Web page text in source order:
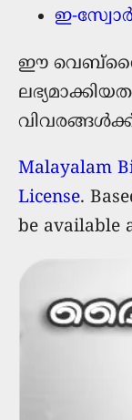
ഇ-
ഈ
Malayalam
License.
be available